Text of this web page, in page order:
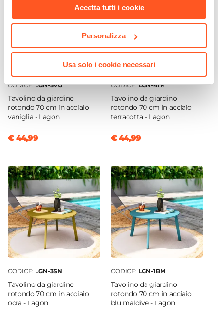
Accetta tutti i cookie
Personalizza
Usa solo i cookie necessari
CODICE:LGN-5VG
Tavolino da giardino
rotondo 70 cm in acciaio
vaniglia - Lagon
€ 44,99
CODICE:LGN-4TR
Tavolino da giardino
rotondo 70 cm in acciaio
terracotta - Lagon
€ 44,99
CODICE: LGN-3SN
Tavolino da giardino
rotondo 70 cm in acciaio
ocra - Lagon
CODICE: LGN-1BM
Tavolino da giardino
rotondo 70 cm in acciaio
blu maldive - Lagon